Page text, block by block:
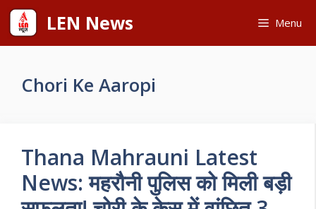
Skip
content
LEN News Menu
Chori Ke Aaropi
Thana Mahrauni Latest
News: महरौनी पुलिस को मिली बड़ी